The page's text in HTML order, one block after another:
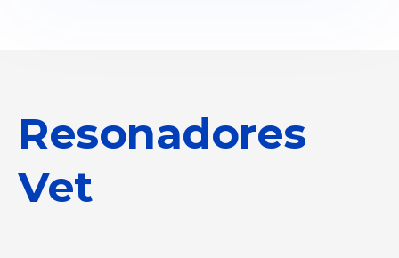
Resonadores
Vet